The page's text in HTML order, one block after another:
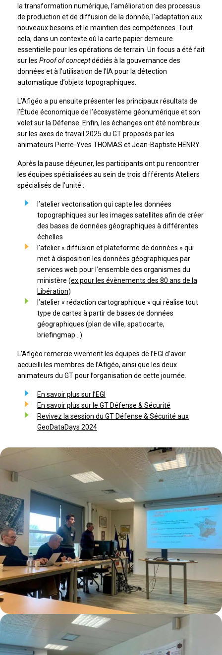
la transformation numérique, l’amélioration des processus
de production et de diffusion de la donnée, l’adaptation aux
nouveaux besoins et le maintien des compétences. Tout
cela, dans un contexte où la carte papier demeure
essentielle pour les opérations de terrain. Un focus a été fait
sur les Proof of conceptdédiés à la gouvernance des
données et à l’utilisation de l’IA pour la détection
automatique d’objets topographiques.
L’Afigéo a pu ensuite présenter les principaux résultats de
l’Étude économique de l’écosystème géonumérique et son
volet sur la Défense. Enfin, les échanges ont été nombreux
sur les axes de travail 2025 du GT proposés par les
animateurs Pierre-Yves THOMAS et Jean-Baptiste HENRY.
Après la pause déjeuner, les participants ont pu rencontrer
les équipes spécialisées au sein de trois différents Ateliers
spécialisés de l’unité :
l’atelier vectorisation qui capte les données
topographiques sur les images satellites afin de créer
des bases de données géographiques à différentes
échelles
l’atelier « diffusion et plateforme de données » qui
met à disposition les données géographiques par
services web pour l’ensemble des organismes du
ministère (ex pour les évènements des 80 ans de la
Libération)
l’atelier « rédaction cartographique » qui réalise tout
type de cartes à partir de bases de données
géographiques (plan de ville, spatiocarte,
briefingmap…)
L’Afigéo remercie vivement les équipes de l’EGI d’avoir
accueilli les membres de l’Afigéo, ainsi que les deux
animateurs du GT pour l’organisation de cette journée.
En savoir plus sur l’EGI
En savoir plus sur le GT Défense & Sécurité
Revivez la session du GT Défense & Sécurité aux
GeoDataDays 2024